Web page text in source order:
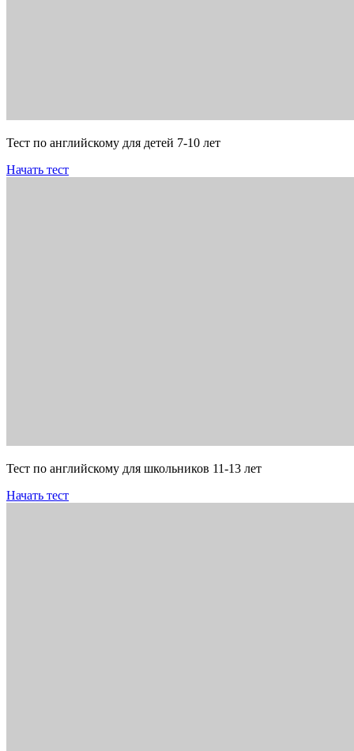
Тест по английскому для детей 7-10 лет
Начать тест
Тест по английскому для школьников 11-13 лет
Начать тест